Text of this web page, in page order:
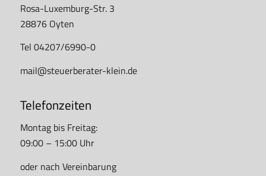
Rosa-Luxemburg-Str. 3
28876 Oyten
Tel 04207/6990-0
mail@steuerberater-klein.de
Telefonzeiten
Montag bis Freitag:
09:00 – 15:00 Uhr
oder nach Vereinbarung